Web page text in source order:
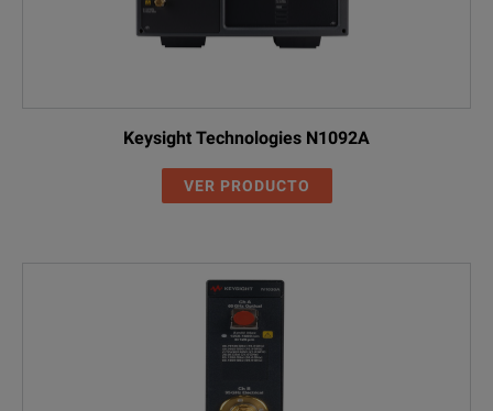
Keysight Technologies N1092A
VER PRODUCTO